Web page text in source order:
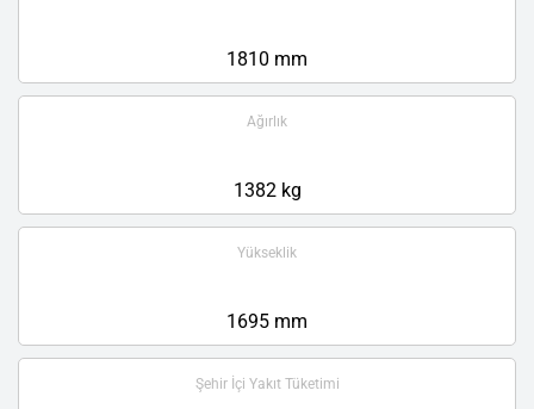
1810 mm
Ağırlık
1382 kg
Yükseklik
1695 mm
Şehir İçi Yakıt Tüketimi